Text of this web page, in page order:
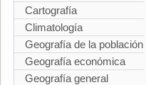
Cartografía
Climatología
Geografía de la población
Geografía económica
Geografía general